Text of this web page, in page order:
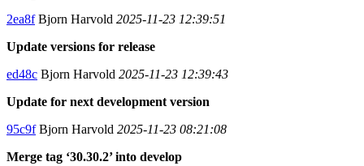
2ea8fBjorn Harvold 2025-11-23 12:39:51
Update versions for release
ed48c Bjorn Harvold 2025-11-23 12:39:43
Update for next development version
95c9fBjorn Harvold 2025-11-23 08:21:08
Merge tag ‘30.30.2’ into develop